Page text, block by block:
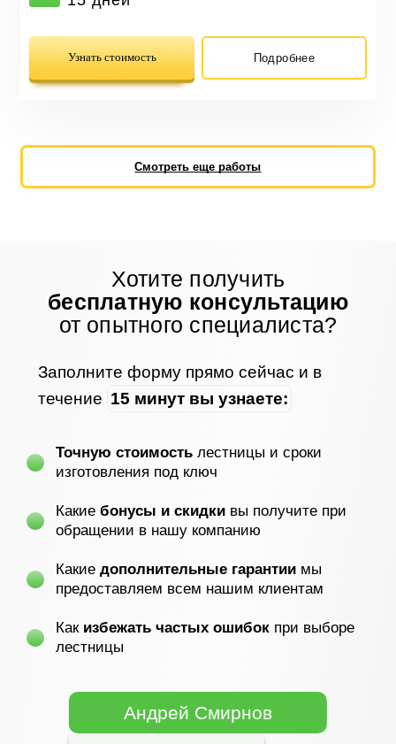
Узнать стоимость Подробнее
Смотреть еще работы
Хотите получить
бесплатную консультацию
от опытного специалиста?
Заполните форму прямо сейчас и в
течение 15 минут вы узнаете:
Точную стоимость лестницы и сроки
изготовления под ключ
Какие бонусы и скидки вы получите при
обращении в нашу компанию
Какие дополнительные гарантии мы
предоставляем всем нашим клиентам
Какизбежать частых ошибок при выборе
лестницы
Андрей Смирнов